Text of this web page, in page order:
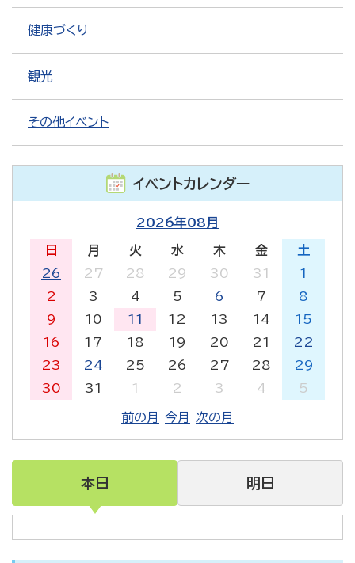
健康づくり
観光
その他イベント
イベントカレンダー
2026年08月
日 月 火 水 木 金
土
26
27 28 29 30 31
1
2
3 4 5 6 7
8
9
10 11 12 13 14
15
16
17 18 19 20 21
22
23
24 25 26 27 28
29
30
31 1 2 3 4 5
前の月 今月 次の月
本日 明日